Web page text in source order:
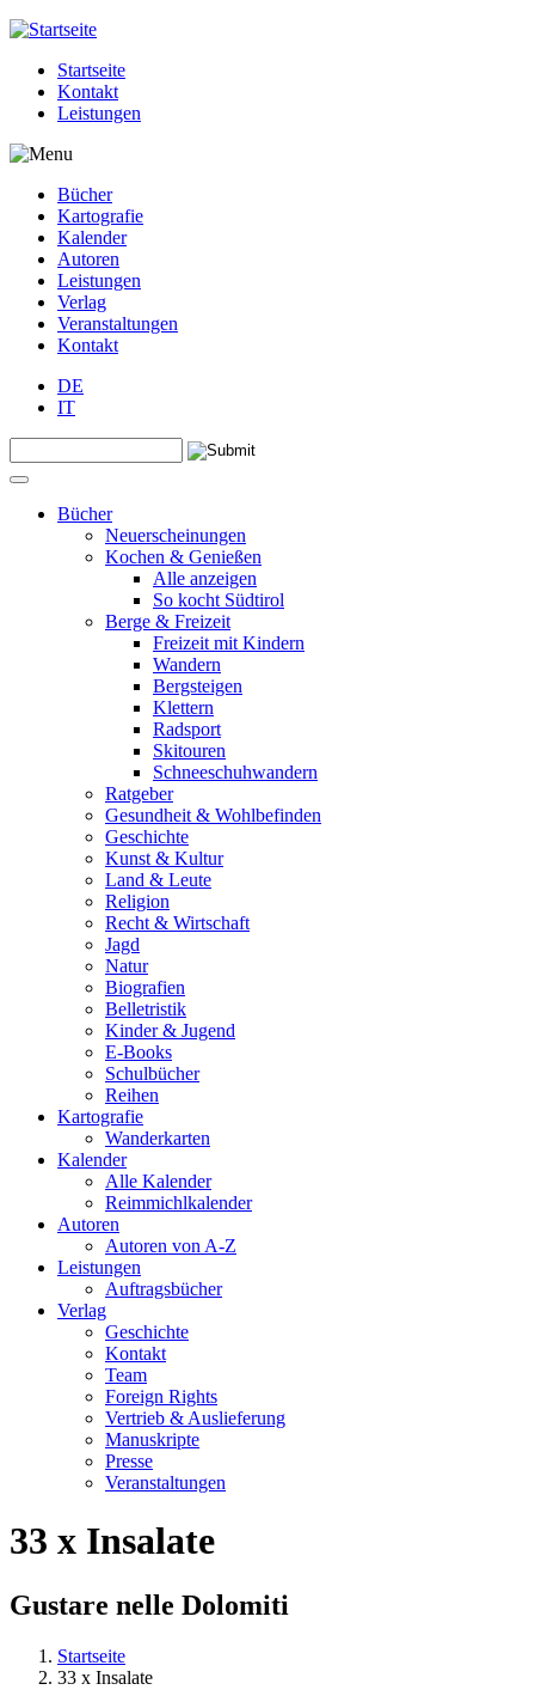
Jump to navigation
Startseite
Kontakt
Leistungen
Bücher
Kartografie
Kalender
Autoren
Leistungen
Verlag
Veranstaltungen
Kontakt
DE
IT
Suchformular
Bücher
Neuerscheinungen
Kochen & Genießen
Alle anzeigen
So kocht Südtirol
Berge & Freizeit
Freizeit mit Kindern
Wandern
Bergsteigen
Klettern
Radsport
Skitouren
Schneeschuhwandern
Ratgeber
Gesundheit & Wohlbefinden
Geschichte
Kunst & Kultur
Land & Leute
Religion
Recht & Wirtschaft
Jagd
Natur
Biografien
Belletristik
Kinder & Jugend
E-Books
Schulbücher
Reihen
Kartografie
Wanderkarten
Kalender
Alle Kalender
Reimmichlkalender
Autoren
Autoren von A-Z
Leistungen
Auftragsbücher
Verlag
Geschichte
Kontakt
Team
Foreign Rights
Vertrieb & Auslieferung
Manuskripte
Presse
Veranstaltungen
33 x Insalate
Gustare nelle Dolomiti
Sie sind hier
Startseite
33 x Insalate